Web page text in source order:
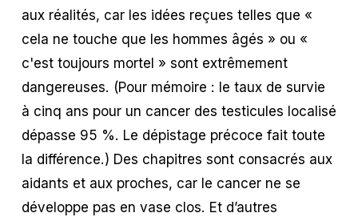
aux réalités, car les idées reçues telles que «
cela ne touche que les hommes âgés » ou «
c'est toujours mortel » sont extrêmement
dangereuses. (Pour mémoire : le taux de survie
à cinq ans pour un cancer des testicules localisé
dépasse 95 %. Le dépistage précoce fait toute
la différence.) Des chapitres sont consacrés aux
aidants et aux proches, car le cancer ne se
développe pas en vase clos. Et d’autres